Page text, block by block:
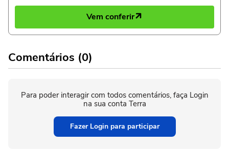
Vem conferir
Comentários (0)
Para poder interagir com todos comentários, faça Login
na sua conta Terra
Fazer Login para participar